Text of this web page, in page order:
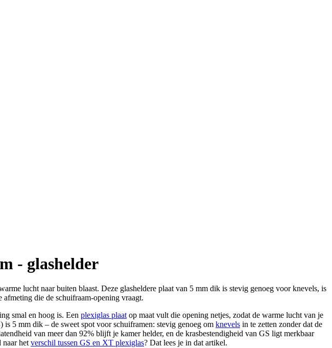
- glashelder
lucht naar buiten blaast. Deze glasheldere plaat van 5 mm dik is stevig genoeg voor knevels, is
afmeting die de schuifraam-opening vraagt.
smal en hoog is. Een plexiglas plaat op maat vult die opening netjes, zodat de warme lucht van je
5 mm dik – de sweet spot voor schuiframen: stevig genoeg om knevels in te zetten zonder dat de
van meer dan 92% blijft je kamer helder, en de krasbestendigheid van GS ligt merkbaar
naar het verschil tussen GS en XT plexiglas? Dat lees je in dat artikel.